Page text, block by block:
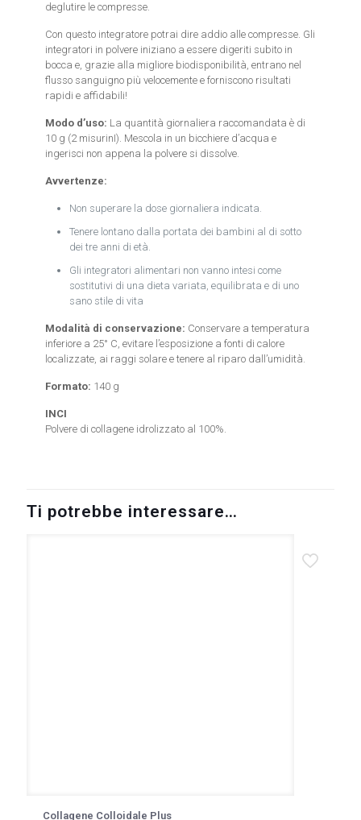
deglutire le compresse.
Con questo integratore potrai dire addio alle compresse. Gli
integratori in polvere iniziano a essere digeriti subito in
bocca e, grazie alla migliore biodisponibilità, entrano nel
flusso sanguigno più velocemente e forniscono risultati
rapidi e affidabili!
Modo d’uso: La quantità giornaliera raccomandata è di
10 g (2 misurinI). Mescola in un bicchiere d’acqua e
ingerisci non appena la polvere si dissolve.
Avvertenze:
Non superare la dose giornaliera indicata.
Tenere lontano dalla portata dei bambini al di sotto
dei tre anni di età.
Gli integratori alimentari non vanno intesi come
sostitutivi di una dieta variata, equilibrata e di uno
sano stile di vita
Modalità di conservazione: Conservare a temperatura
inferiore a 25° C, evitare l’esposizione a fonti di calore
localizzate, ai raggi solare e tenere al riparo dall’umidità.
Formato: 140 g
INCI
Polvere di collagene idrolizzato al 100%.
Ti potrebbe interessare…
Collagene Colloidale Plus